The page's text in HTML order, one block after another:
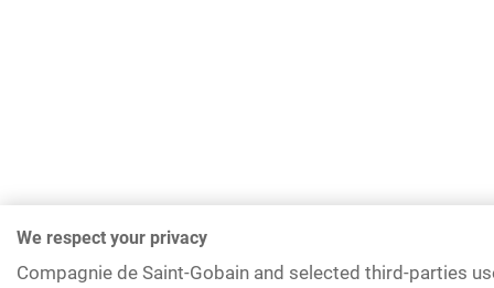
We respect your privacy
Compagnie de Saint-Gobain and selected third-parties